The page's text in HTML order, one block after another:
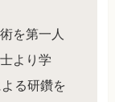
を第一人
より学
る研鑽を